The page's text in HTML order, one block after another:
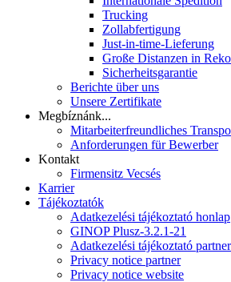
Trucking
Zollabfertigung
Just-in-time-Lieferung
Große Distanzen in
Sicherheitsgarantie
Berichte über uns
Unsere Zertifikate
Megbíznánk...
Mitarbeiterfreundliches
Anforderungen für Bewerber
Kontakt
Firmensitz Vecsés
Karrier
Tájékoztatók
Adatkezelési tájékoztató honlap
GINOP Plusz-3.2.1-21
Adatkezelési tájékoztató partner
Privacy notice partner
Privacy notice website